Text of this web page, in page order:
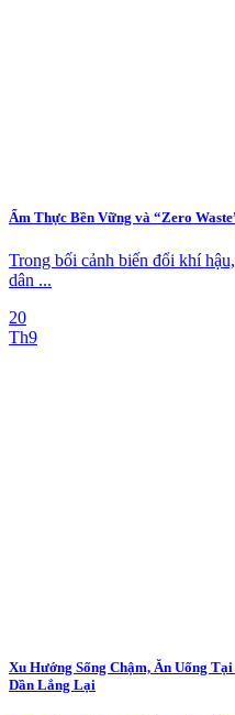
Ẩm Thực Bền Vững và “Zero
Trong bối cảnh biến đổi khí
dân ...
20
Th9
Xu Hướng Sống Chậm, Ăn Uống
Dần Lắng Lại